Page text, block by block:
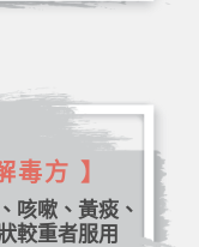
毒方 】
咳嗽、黃痰、
較重者服用